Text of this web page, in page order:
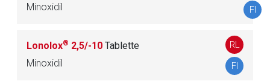
Minoxidil
FI
Lonolox® 2,5/-10 Tablette
Minoxidil
RL
FI